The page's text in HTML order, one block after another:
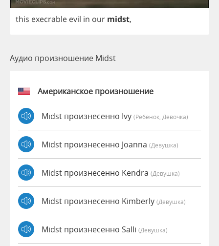
this execrable evil in our midst,
Аудио произношение Midst
Американское произношение
Midst произнесенно Ivy (Ребёнок, Девочка)
Midst произнесенно Joanna (девушка)
Midst произнесенно Kendra (девушка)
Midst произнесенно Kimberly (девушка)
Midst произнесенно Salli (девушка)